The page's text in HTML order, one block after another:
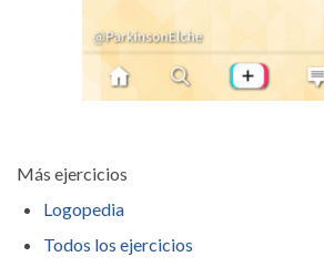
Más ejercicios
Logopedia
Todos los ejercicios